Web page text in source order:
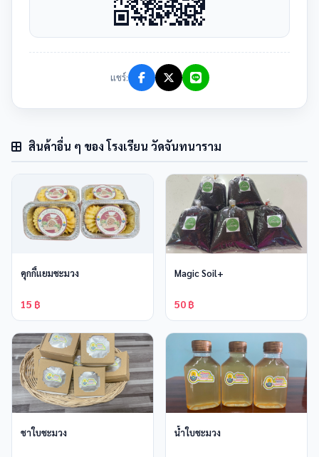
แชร์:
สินค้าอื่น ๆ ของ โรงเรียน วัดจันทนาราม
คุกกี้แยมชะมวง
15 ฿
Magic Soil+
50 ฿
ชาใบชะมวง น้ำใบชะมวง